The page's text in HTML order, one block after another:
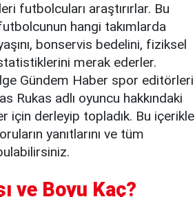
futbolcuları araştırırlar. Bu
hangi takımlarda
yaşını, bonservis bedelini, fiziksel
merak ederler.
Gündem Haber spor editörleri
Rukas adlı oyuncu hakkındaki
için derleyip topladık. Bu içerikle
yanıtlarını ve tüm
ve Boyu Kaç?